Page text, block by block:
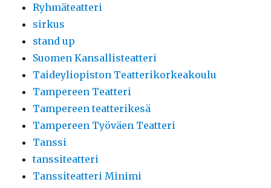
Ryhmäteatteri
sirkus
stand up
Suomen Kansallisteatteri
Taideyliopiston Teatterikorkeakoulu
Tampereen Teatteri
Tampereen teatterikesä
Tampereen Työväen Teatteri
Tanssi
tanssiteatteri
Tanssiteatteri Minimi